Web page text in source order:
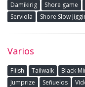
Damikirig
Shore game
Serviola
Shore Slow
Varios
Fiiish Tailwalk Black
Jumprize
Señuelos